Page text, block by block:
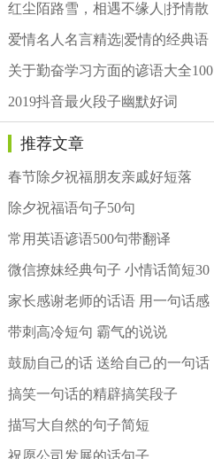
红尘陌路雪，相遇不缘人|抒情散
爱情名人名言精选|爱情的经典语
关于勤奋学习方面的谚语大全100
2019抖音最火段子幽默好词
推荐文章
春节除夕祝福朋友亲戚好短落
除夕祝福语句子50句
常用英语谚语500句带翻译
微信撩妹经典句子 小情话简短30
家长感谢老师的话语 用一句话感
带刺高冷短句 霸气的说说
鼓励自己的话 送给自己的一句话
搞笑一句话的精辟搞笑段子
描写大自然的句子简短